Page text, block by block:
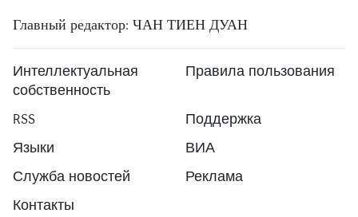
Главный редактор: ЧАН ТИЕН ДУАН
Интеллектуальная
собственность
Правила пользования
RSS
Поддержка
Языки
ВИА
Служба новостей
Реклама
Контакты